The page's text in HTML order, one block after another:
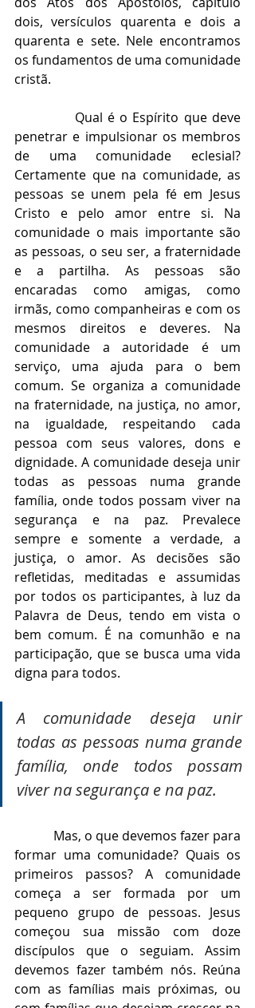
dois, versículos quarenta e dois a
quarenta e sete. Nele encontramos
os fundamentos de uma comunidade
cristã.
Qual é o Espírito que deve
penetrar e impulsionar os membros
de uma comunidade eclesial?
Certamente que na comunidade, as
pessoas se unem pela fé em Jesus
Cristo e pelo amor entre si. Na
comunidade o mais importante são
as pessoas, o seu ser, a fraternidade
e a partilha. As pessoas são
encaradas como amigas, como
irmãs, como companheiras e com os
mesmos direitos e deveres. Na
comunidade a autoridade é um
serviço, uma ajuda para o bem
comum. Se organiza a comunidade
na fraternidade, na justiça, no amor,
na igualdade, respeitando cada
pessoa com seus valores, dons e
dignidade. A comunidade deseja unir
todas as pessoas numa grande
família, onde todos possam viver na
segurança e na paz. Prevalece
sempre e somente a verdade, a
justiça, o amor. As decisões são
refletidas, meditadas e assumidas
por todos os participantes, à luz da
Palavra de Deus, tendo em vista o
bem comum. É na comunhão e na
participação, que se busca uma vida
digna para todos.
A comunidade deseja unir
todas as pessoas numa grande
família, onde todos possam
viver na segurança e na paz.
Mas, o que devemos fazer para
formar uma comunidade? Quais os
primeiros passos? A comunidade
começa a ser formada por um
pequeno grupo de pessoas. Jesus
começou sua missão com doze
discípulos que o seguiam. Assim
devemos fazer também nós. Reúna
com as famílias mais próximas, ou